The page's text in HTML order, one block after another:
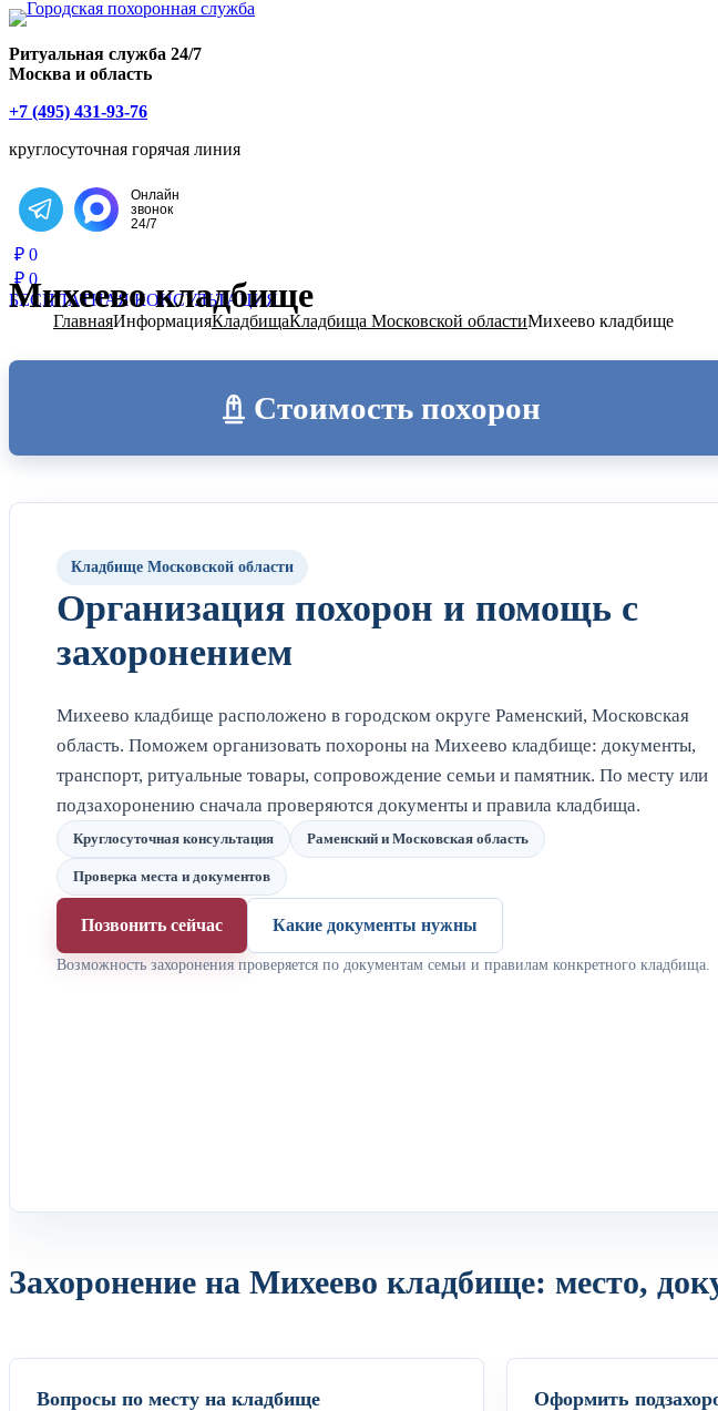
Ритуальная служба 24/7
Москва и область
+7 (495) 431-93-76
круглосуточная горячая линия
Написать в Telegram
Онлайн
звонок
24/7
₽ 0
₽ 0
БЕСПЛАТНАЯ КОНСУЛЬТАЦИЯ
ГлавнаяИнформацияКладбищаКладбища Московской областиМихеево кладбище
Михеево кладбище
Стоимость похорон
Кладбище Московской области
Организация похорон и помощь с
захоронением
Михеево кладбище расположено в городском округе Раменский, Московская
область. Поможем организовать похороны на Михеево кладбище: документы,
транспорт, ритуальные товары, сопровождение семьи и памятник. По месту или
подзахоронению сначала проверяются документы и правила кладбища.
Круглосуточная консультация Раменский и Московская область
Проверка места и документов
Позвонить сейчас Какие документы нужны
Возможность захоронения проверяется по документам семьи и правилам конкретного кладбища.
Захоронение на Михеево кладбище: место,
Вопросы по месту на кладбище Оформить